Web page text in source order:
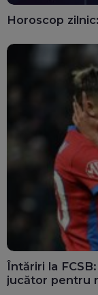
Horoscop
Întăriri la
jucător pentru